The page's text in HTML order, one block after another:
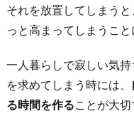
ィ
ブ
思
考
を
それを放置してしまう
っと高まってしまうこと
一人暮らしで寂しい気
を求めてしまう時には、
る時間を作ることが大切